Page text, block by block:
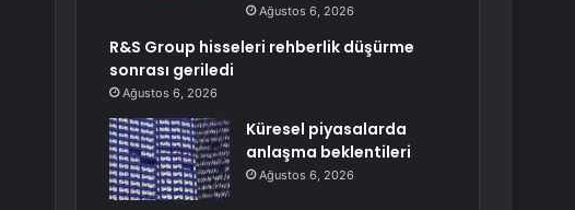
Ağustos 6, 2026
R&S Group hisseleri rehberlik düşürme
sonrası geriledi
Ağustos 6, 2026
Küresel piyasalarda
anlaşma beklentileri
Ağustos 6, 2026